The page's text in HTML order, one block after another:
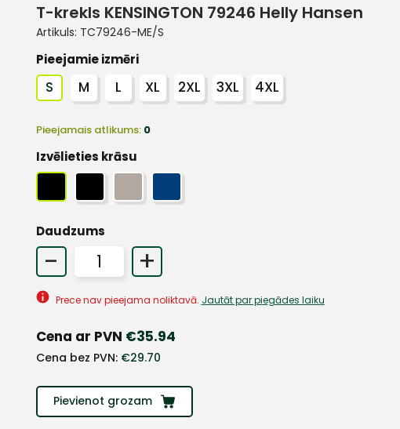
T-krekls KENSINGTON 79246 Helly Hansen
Artikuls: TC79246-ME/S
Pieejamie izmēri
S M L XL 2XL 3XL 4XL
Pieejamais atlikums: 0
Izvēlieties krāsu
Daudzums
- +
Prece nav pieejama noliktavā. Jautāt par piegādes laiku
Cena ar PVN €35.94
Cena bez PVN: €29.70
Pievienot grozam